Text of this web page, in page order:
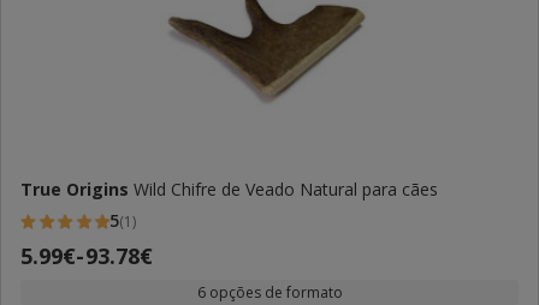
True Origins Wild Chifre de Veado Natural para cães
5
estrelas
5(1)
Preço
5.99€-93.78€
6 opções de formato